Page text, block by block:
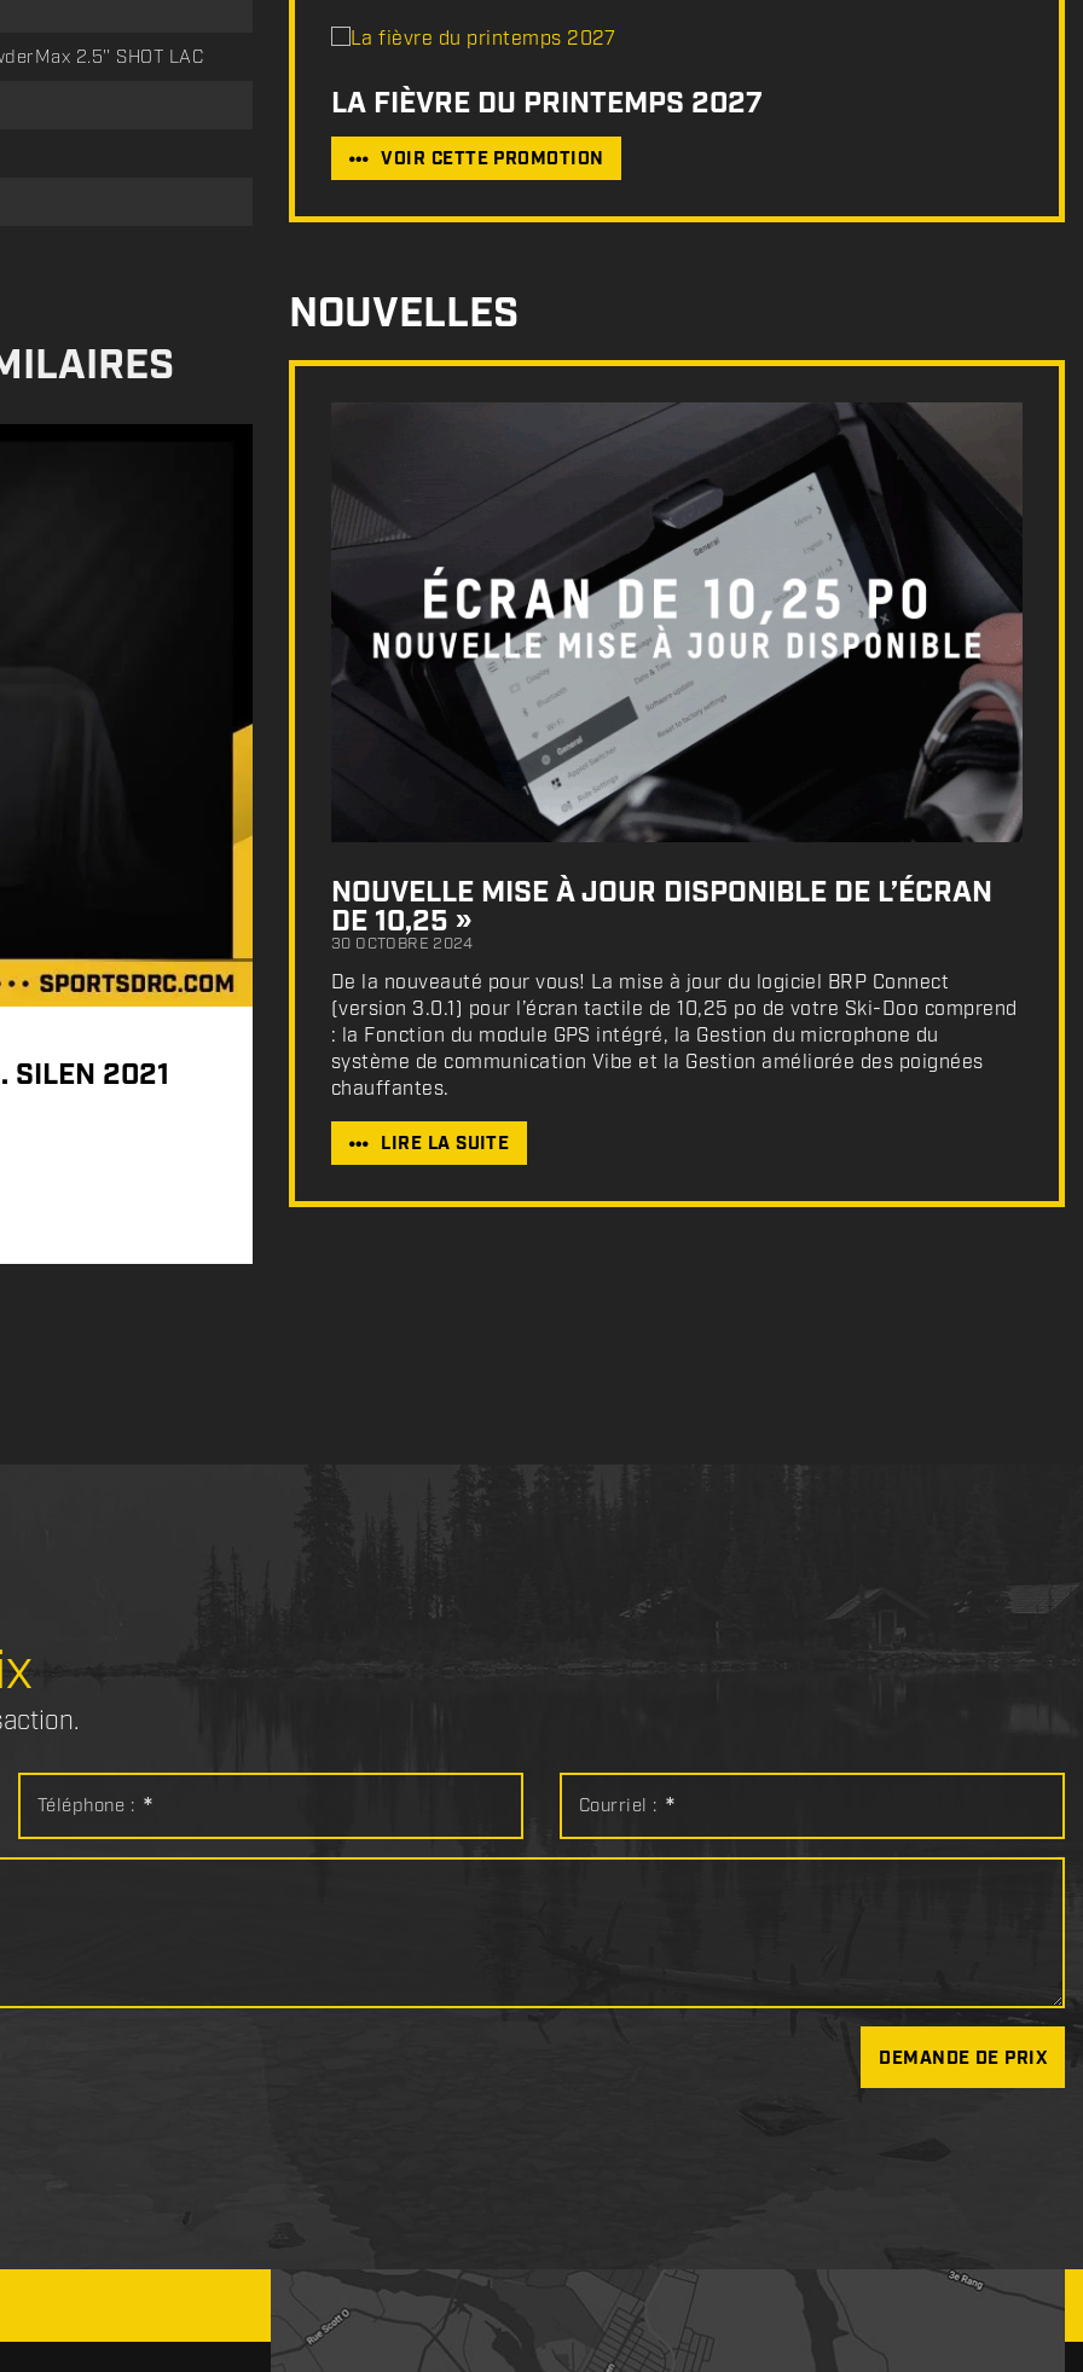
2.5'' SHOT LAC
SILEN 2021
LA FIÈVRE DU PRINTEMPS 2027
VOIR CETTE PROMOTION
NOUVELLES
NOUVELLE MISE À JOUR DISPONIBLE DE L’ÉCRAN
DE 10,25 »
30 OCTOBRE 2024
De la nouveauté pour vous! La mise à jour du logiciel BRP Connect
(version 3.0.1) pour l’écran tactile de 10,25 po de votre Ski-Doo comprend
: la Fonction du module GPS intégré, la Gestion du microphone du
système de communication Vibe et la Gestion améliorée des poignées
chauffantes.
LIRE LA SUITE
Téléphone : * Courriel : *
DEMANDE DE PRIX